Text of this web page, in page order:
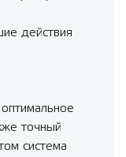
действия
точный
система